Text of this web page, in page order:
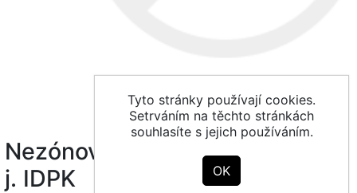
Nezónová - 10 min nepřestupní
j. IDPK
Tyto stránky používají cookies.
Setrváním na těchto stránkách
souhlasíte s jejich používáním.